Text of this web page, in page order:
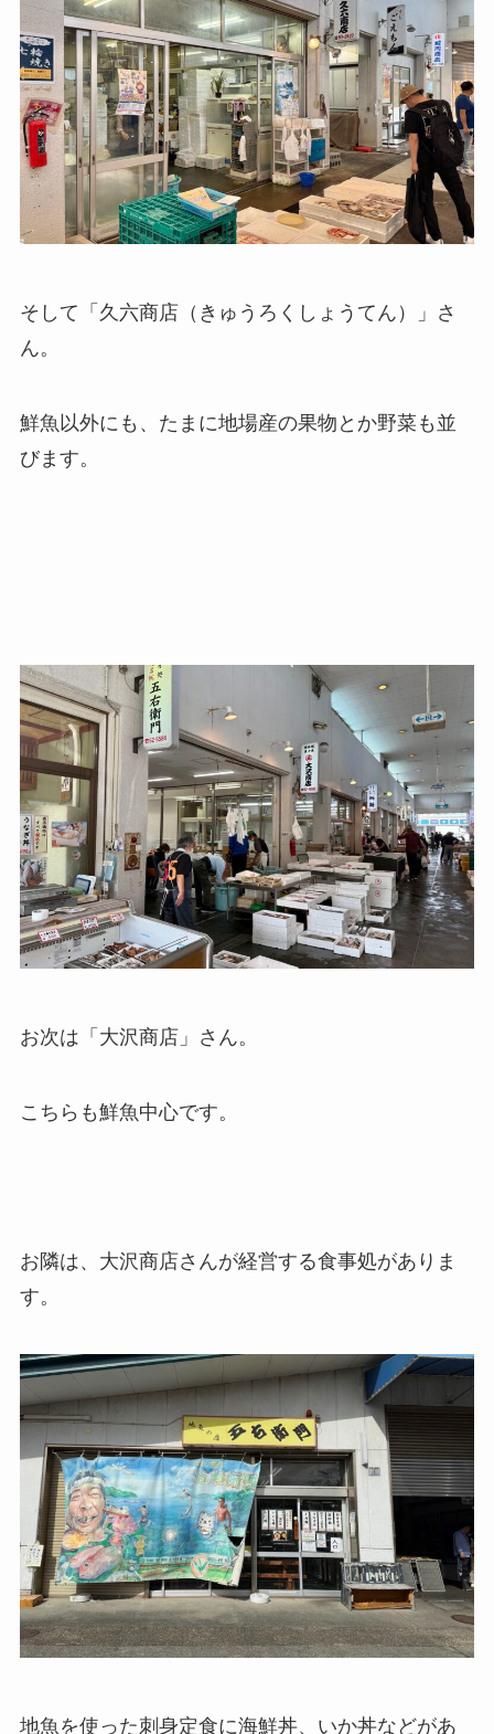
そして「久六商店（きゅうろくしょうてん）」さ
ん。
鮮魚以外にも、たまに地場産の果物とか野菜も並
びます。
お次は「大沢商店」さん。
こちらも鮮魚中心です。
お隣は、大沢商店さんが経営する食事処がありま
す。
地魚を使った刺身定食に海鮮丼、いか丼などがあ